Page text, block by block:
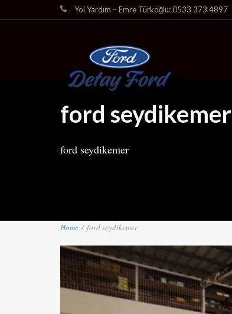
Yol Yardım – Emre Türkoğlu: 0533 373 4897
ford seydikemer
ford seydikemer
Home / ford seydikemer